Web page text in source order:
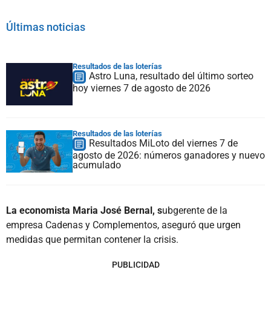
Últimas noticias
Resultados de las loterías
Astro Luna, resultado del último sorteo
hoy viernes 7 de agosto de 2026
Resultados de las loterías
Resultados MiLoto del viernes 7 de
agosto de 2026: números ganadores y nuevo
acumulado
La economista Maria José Bernal, subgerente de la
empresa Cadenas y Complementos, aseguró que urgen
medidas que permitan contener la crisis.
PUBLICIDAD